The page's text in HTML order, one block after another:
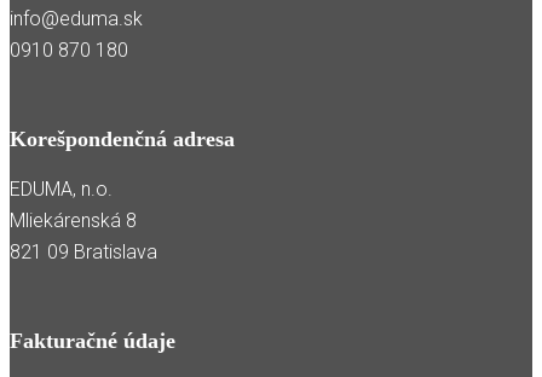
info@eduma.sk
0910 870 180
Korešpondenčná adresa
EDUMA, n.o.
Mliekárenská 8
821 09 Bratislava
Fakturačné údaje